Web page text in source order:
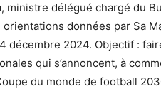
ministre délégué chargé du
données par Sa
décembre 2024. Objectif :
qui s’annoncent, à
du monde de football